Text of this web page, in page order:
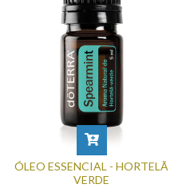
ÓLEO ESSENCIAL - HORTELÃ
VERDE